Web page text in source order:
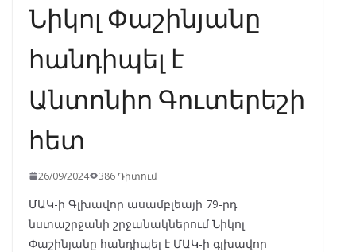
Նիկոլ Փաշինյանը
հանդիպել է
Անտոնիո Գուտերեշի
հետ
26/09/2024 386 Դիտում
ՄԱԿ-ի Գլխավոր ասամբլեայի 79-րդ
նստաշրջանի շրջանակներում Նիկոլ
Փաշինյանը հանդիպել է ՄԱԿ-ի գլխավոր